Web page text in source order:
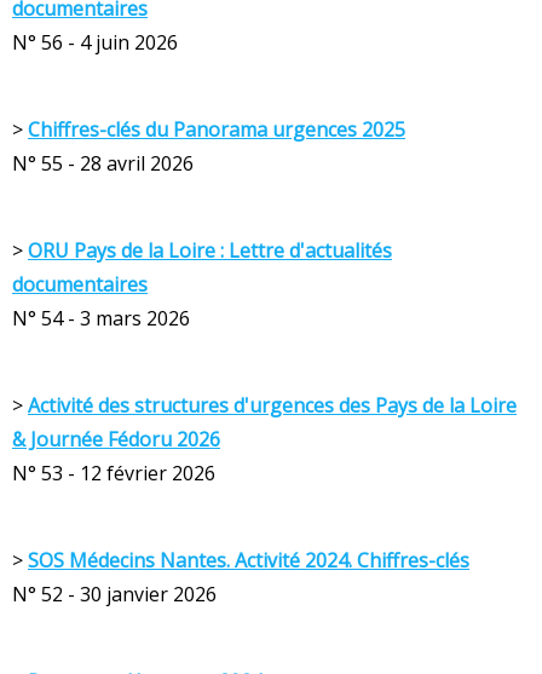
documentaires
N° 56 - 4 juin 2026
>Chiffres-clés du Panorama urgences 2025
N° 55 - 28 avril 2026
>ORU Pays de la Loire : Lettre d'actualités
documentaires
N° 54 - 3 mars 2026
>Activité des structures d'urgences des Pays de la Loire
& Journée Fédoru 2026
N° 53 - 12 février 2026
>SOS Médecins Nantes. Activité 2024. Chiffres-clés
N° 52 - 30 janvier 2026